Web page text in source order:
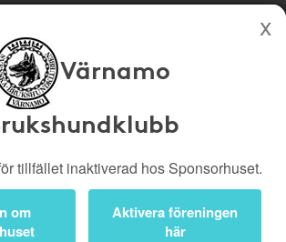
sida stöttar Värnamo Brukshundklubb
Logga in
Värnamo
tillfället inaktiverad hos Sponsorhuset.
om
Aktivera föreningen
här